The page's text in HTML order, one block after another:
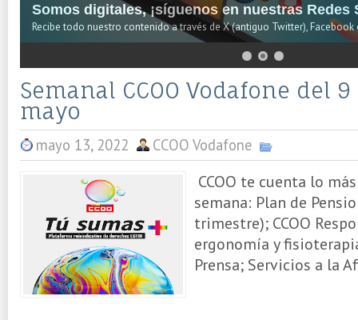
Somos digitales, ¡síguenos en nuestras Redes
Recibe todo nuestro contenido a través de X (antiguo Twitter), Facebook
Semanal CCOO Vodafone del
mayo
mayo 13, 2022 CCOO Vodafone
CCOO te cuenta lo
semana: Plan de
trimestre); CCOO
ergonomía y
Prensa; Servicios a la